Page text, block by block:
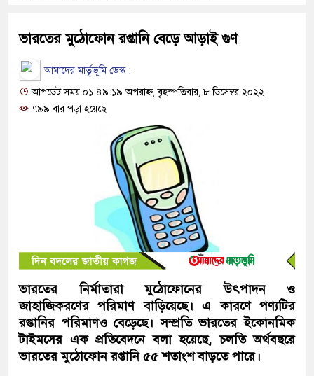
ভারতের মুঠোফোন রপ্তানি বেড়ে আড়াই গুণ
আমাদের মার্তৃভূমি ডেস্ক :
আপডেট সময় ০১:৪৯:১৯ অপরাহ্ন, বৃহস্পতিবার, ৮ ডিসেম্বর ২০২২
৭৯৯ বার পড়া হয়েছে
ভারতের নির্মাতারা মুঠোফোনের উৎপাদন ও
জাহাজিকরণের পরিমাণ বাড়িয়েছে। এ কারণে পণ্যটির
রপ্তানির পরিমাণও বেড়েছে। সম্প্রতি ভারতের ইকোনমিক
টাইমসের এক প্রতিবেদনে বলা হয়েছে, চলতি অর্থবছরে
ভারতের মুঠোফোন রপ্তানি ৫৫ শতাংশ বাড়তে পারে।